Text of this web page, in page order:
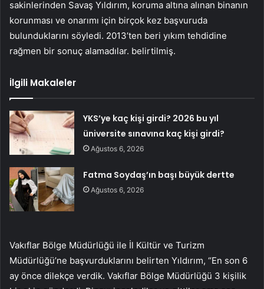
sakinlerinden Savaş Yıldırım, koruma altına alınan binanın
korunması ve onarımı için birçok kez başvuruda
bulunduklarını söyledi. 2013’ten beri yıkım tehdidine
rağmen bir sonuç alamadılar. belirtilmiş.
İlgili Makaleler
YKS’ye kaç kişi girdi? 2026 bu yıl
üniversite sınavına kaç kişi girdi?
Ağustos 6, 2026
Fatma Soydaş’ın başı büyük dertte
Ağustos 6, 2026
Vakıflar Bölge Müdürlüğü ile İl Kültür ve Turizm
Müdürlüğü’ne başvurduklarını belirten Yıldırım, “En son 6
ay önce dilekçe verdik. Vakıflar Bölge Müdürlüğü 3 kişilik